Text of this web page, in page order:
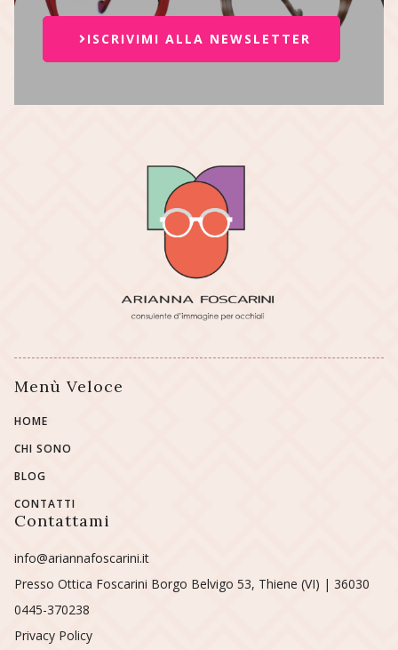
ISCRIVIMI ALLA NEWSLETTER
Menù Veloce
HOME
CHI SONO
BLOG
CONTATTI
Contattami
info@ariannafoscarini.it
Presso Ottica Foscarini Borgo Belvigo 53, Thiene (VI) | 36030
0445-370238
Privacy Policy